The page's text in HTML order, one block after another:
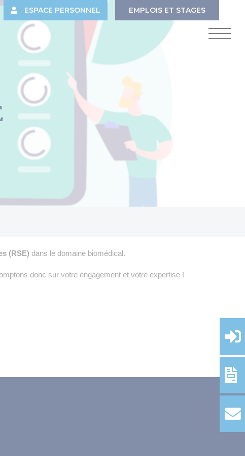
ESPACE PERSONNEL EMPLOIS ET STAGES
(RSE) dans le domaine biomédical.
donc sur votre engagement et votre expertise !